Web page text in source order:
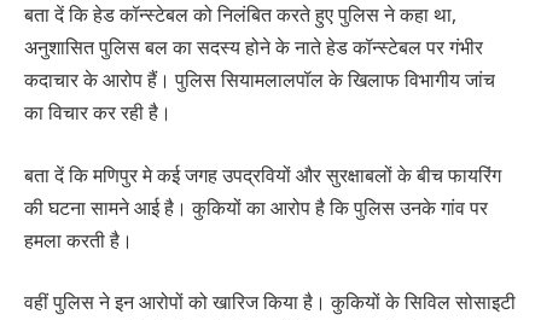
बता दें कि हेड कॉन्स्टेबल को निलंबित करते हुए पुलिस ने कहा था,
अनुशासित पुलिस बल का सदस्य होने के नाते हेड कॉन्स्टेबल पर गंभीर
कदाचार के आरोप हैं। पुलिस सियामलालपॉल के खिलाफ विभागीय जांच
का विचार कर रही है।
बता दें कि मणिपुर मे कई जगह उपद्रवियों और सुरक्षाबलों के बीच फायरिंग
की घटना सामने आई है। कुकियों का आरोप है कि पुलिस उनके गांव पर
हमला करती है।
वहीं पुलिस ने इन आरोपों को खारिज किया है। कुकियों के सिविल सोसाइटी